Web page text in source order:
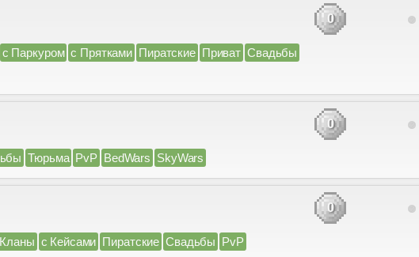
0
с Паркуром с Прятками Пиратские Приват Свадьбы
0
Тюрьма PvP BedWars SkyWars
0
Кланы с Кейсами Пиратские Свадьбы PvP